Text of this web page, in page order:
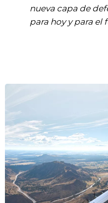
nueva capa de
para hoy y para el